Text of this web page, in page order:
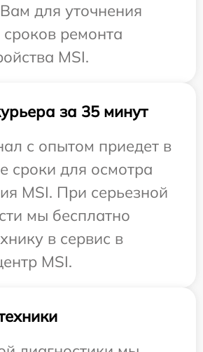
для уточнения
сроков ремонта
MSI.
за 35 минут
с опытом приедет в
сроки для осмотра
MSI. При серьезной
мы бесплатно
в сервис в
MSI.